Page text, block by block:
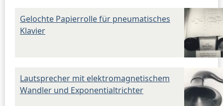
Gelochte Papierrolle für pneumatisches
Klavier
Lautsprecher mit elektromagnetischem
Wandler und Exponentialtrichter